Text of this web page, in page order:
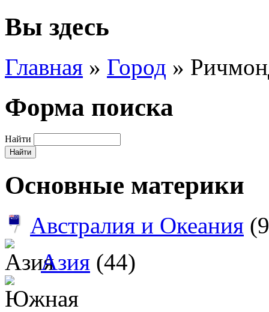
Вы здесь
Главная » Город »
Форма поиска
Найти
Основные материки
Австралия и Океания
Азия (44)